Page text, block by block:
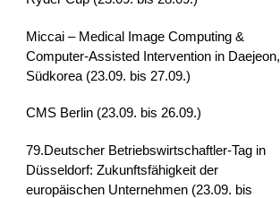
Miccai – Medical Image Computing &
Computer-Assisted Intervention in Daejeon,
Südkorea (23.09. bis 27.09.)
CMS Berlin (23.09. bis 26.09.)
79.Deutscher Betriebswirtschaftler-Tag in
Düsseldorf: Zukunftsfähigkeit der
europäischen Unternehmen (23.09. bis